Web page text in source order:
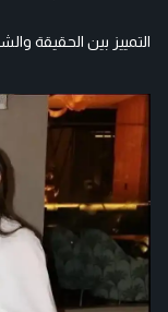
التمييز بين الحقيقة